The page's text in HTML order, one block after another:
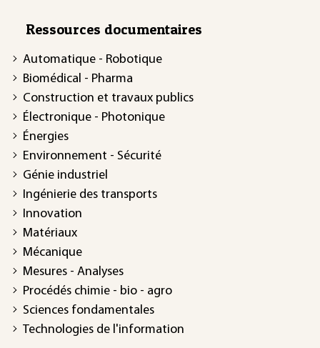
Ressources documentaires
Automatique - Robotique
Biomédical - Pharma
Construction et travaux publics
Électronique - Photonique
Énergies
Environnement - Sécurité
Génie industriel
Ingénierie des transports
Innovation
Matériaux
Mécanique
Mesures - Analyses
Procédés chimie - bio - agro
Sciences fondamentales
Technologies de l'information